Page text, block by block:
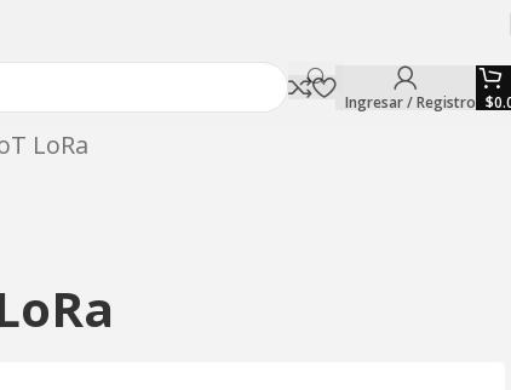
Ingresar / Registro $
LoRa